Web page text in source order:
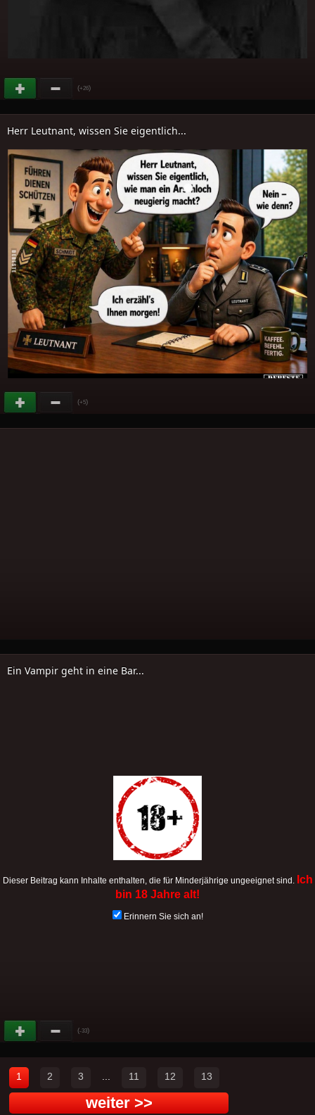
(+26)
Herr Leutnant, wissen Sie eigentlich...
(+5)
Ein Vampir geht in eine Bar...
Dieser Beitrag kann Inhalte enthalten, die für Minderjährige ungeeignet sind. Ich
bin 18 Jahre alt!
Erinnern Sie sich an!
(-33)
1 2 3 11 12 13
weiter >>